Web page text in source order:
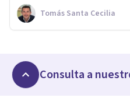
Tomás Santa Cecilia
Consulta a